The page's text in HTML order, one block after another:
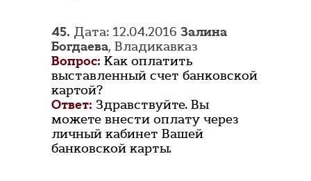
45. Дата: 12.04.2016 Залина
Богдаева, Владикавказ
Вопрос: Как оплатить
выставленный счет банковской
картой?
Ответ: Здравствуйте. Вы
можете внести оплату через
личный кабинет Вашей
банковской карты.